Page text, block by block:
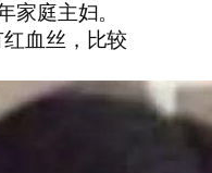
家庭主妇。
血丝，比较